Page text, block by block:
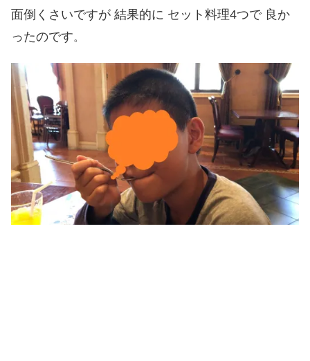
面倒くさいですが 結果的に セット料理4つで 良か
ったのです。